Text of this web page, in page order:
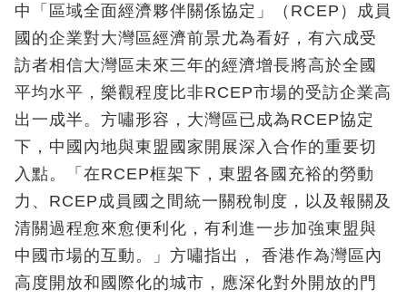
中「區域全面經濟夥伴關係協定」（RCEP）成員
國的企業對大灣區經濟前景尤為看好，有六成受
訪者相信大灣區未來三年的經濟增長將高於全國
平均水平，樂觀程度比非RCEP市場的受訪企業高
出一成半。方嘯形容，大灣區已成為RCEP協定
下，中國內地與東盟國家開展深入合作的重要切
入點。「在RCEP框架下，東盟各國充裕的勞動
力、RCEP成員國之間統一關稅制度，以及報關及
清關過程愈來愈便利化，有利進一步加強東盟與
中國市場的互動。」方嘯指出， 香港作為灣區內
高度開放和國際化的城市，應深化對外開放的門